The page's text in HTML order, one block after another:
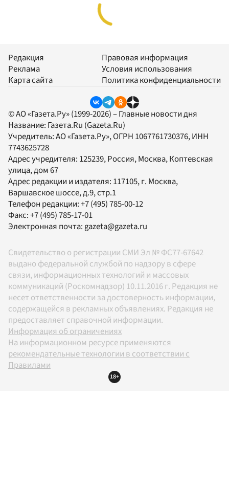
Редакция
Реклама
Карта сайта
Правовая информация
Условия использования
Политика конфиденциальности
© АО «Газета.Ру» (1999-2026) – Главные новости дня
Название: Газета.Ru (Gazeta.Ru)
Учредитель:АО «Газета.Ру», ОГРН 1067761730376, ИНН
7743625728
Адрес учредителя: 125239, Россия, Москва, Коптевская
улица, дом 67
Адрес редакции и издателя: 117105, г. Москва,
Варшавское шоссе, д.9, стр.1
Телефон редакции:+7 (495) 785-00-12
Факс:+7 (495) 785-17-01
Электронная почта:gazeta@gazeta.ru
Свидетельство о регистрации СМИ Эл № ФС77-67642
выдано федеральной службой по надзору в сфере
связи, информационных технологий и массовых
коммуникаций (Роскомнадзор) 10.11.2016 г. Редакция не
несет ответственности за достоверность информации,
содержащейся в рекламных объявлениях. Редакция не
предоставляет справочной информации.
Информация об ограничениях
На информационном ресурсе применяются
рекомендательные технологии в соответствии с
Правилами
18+